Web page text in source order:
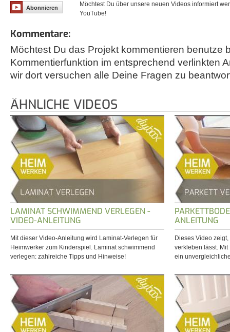
Abonnieren
Möchtest Du über unsere neuen Videos informiert
YouTube!
Kommentare:
Möchtest Du das Projekt kommentieren benutze
Kommentierfunktion im entsprechend verlinkten
wir dort versuchen alle Deine Fragen zu
ÄHNLICHE VIDEOS
LAMINAT SCHWIMMEND VERLEGEN -
VIDEO-ANLEITUNG
Mit dieser Video-Anleitung wird Laminat-Verlegen für
Heimwerker zum Kinderspiel. Laminat schwimmend
verlegen: zahlreiche Tipps und Hinweise!
ANLEITUNG
Dieses Video
verkleben lässt.
ein